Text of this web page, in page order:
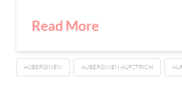
Read More
AUBERGINEN AUBERGINEN AUFSTRICH